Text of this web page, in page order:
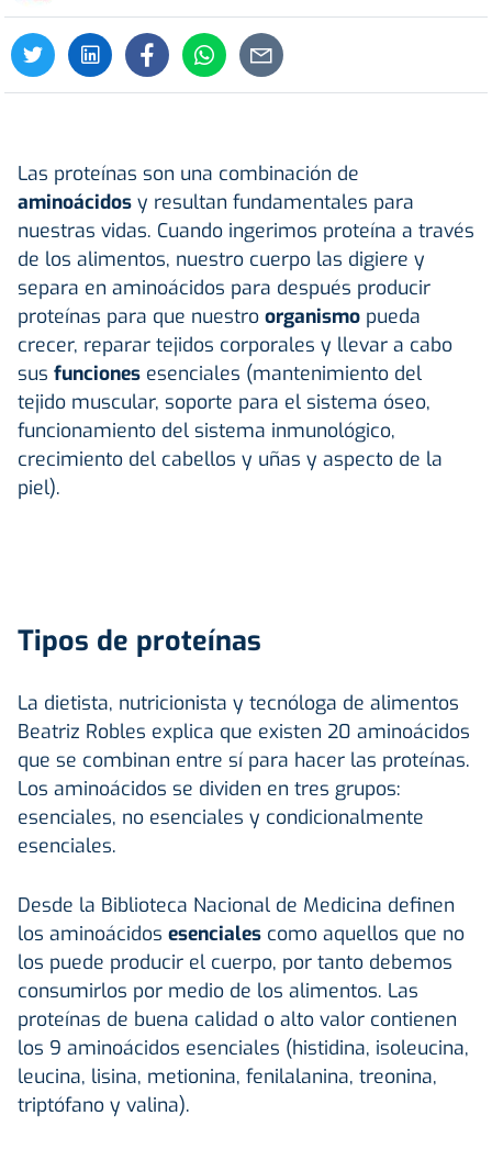
Las proteínas son una combinación de
aminoácidos y resultan fundamentales para
nuestras vidas. Cuando ingerimos proteína a través
de los alimentos, nuestro cuerpo las digiere y
separa en aminoácidos para después producir
proteínas para que nuestro organismo pueda
crecer, reparar tejidos corporales y llevar a cabo
sus funciones esenciales (mantenimiento del
tejido muscular, soporte para el sistema óseo,
funcionamiento del sistema inmunológico,
crecimiento del cabellos y uñas y aspecto de la
piel).
Tipos de proteínas
La dietista, nutricionista y tecnóloga de alimentos
Beatriz Robles explica que existen 20 aminoácidos
que se combinan entre sí para hacer las proteínas.
Los aminoácidos se dividen en tres grupos:
esenciales, no esenciales y condicionalmente
esenciales.
Desde la Biblioteca Nacional de Medicina definen
los aminoácidos esenciales como aquellos que no
los puede producir el cuerpo, por tanto debemos
consumirlos por medio de los alimentos. Las
proteínas de buena calidad o alto valor contienen
los 9 aminoácidos esenciales (histidina, isoleucina,
leucina, lisina, metionina, fenilalanina, treonina,
triptófano y valina).